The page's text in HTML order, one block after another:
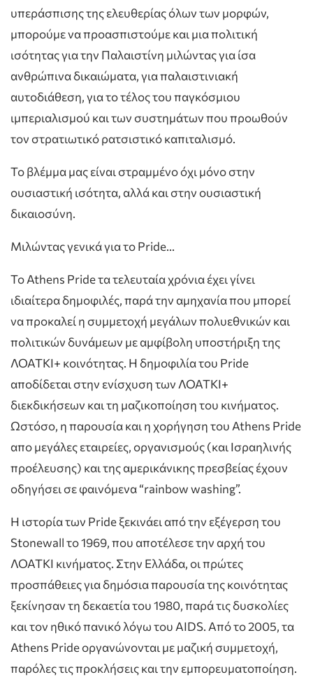
υπεράσπισης της ελευθερίας όλων των μορφών,
μπορούμε να προασπιστούμε και μια πολιτική
ισότητας για την Παλαιστίνη μιλώντας για ίσα
ανθρώπινα δικαιώματα, για παλαιστινιακή
αυτοδιάθεση, για το τέλος του παγκόσμιου
ιμπεριαλισμού και των συστημάτων που προωθούν
τον στρατιωτικό ρατσιστικό καπιταλισμό.
Το βλέμμα μας είναι στραμμένο όχι μόνο στην
ουσιαστική ισότητα, αλλά και στην ουσιαστική
δικαιοσύνη.
Μιλώντας γενικά για το Pride…
Το Athens Pride τα τελευταία χρόνια έχει γίνει
ιδιαίτερα δημοφιλές, παρά την αμηχανία που μπορεί
να προκαλεί η συμμετοχή μεγάλων πολυεθνικών και
πολιτικών δυνάμεων με αμφίβολη υποστήριξη της
ΛΟΑΤΚΙ+ κοινότητας. Η δημοφιλία του Pride
αποδίδεται στην ενίσχυση των ΛΟΑΤΚΙ+
διεκδικήσεων και τη μαζικοποίηση του κινήματος.
Ωστόσο, η παρουσία και η χορήγηση του Athens Pride
απο μεγάλες εταιρείες, οργανισμούς (και Ισραηλινής
προέλευσης) και της αμερικάνικης πρεσβείας έχουν
οδηγήσει σε φαινόμενα “rainbow washing”.
Η ιστορία των Pride ξεκινάει από την εξέγερση του
Stonewall το 1969, που αποτέλεσε την αρχή του
ΛΟΑΤΚΙ κινήματος. Στην Ελλάδα, οι πρώτες
προσπάθειες για δημόσια παρουσία της κοινότητας
ξεκίνησαν τη δεκαετία του 1980, παρά τις δυσκολίες
και τον ηθικό πανικό λόγω του AIDS. Από το 2005, τα
Athens Pride οργανώνονται με μαζική συμμετοχή,
παρόλες τις προκλήσεις και την εμπορευματοποίηση.